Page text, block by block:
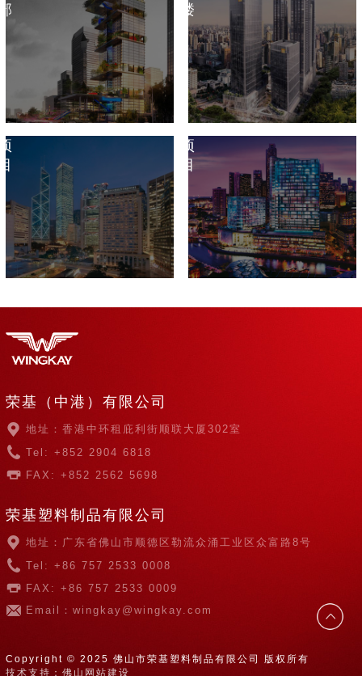
楼
境
外
项
目
荣基（中港）有限公司
地址：香港中环租庇利街顺联大厦302室
Tel: +852 2904 6818
FAX: +852 2562 5698
荣基塑料制品有限公司
地址：广东省佛山市顺德区勒流众涌工业区众富路8号
Tel: +86 757 2533 0008
FAX: +86 757 2533 0009
Email：wingkay@wingkay.com
Copyright © 2025 佛山市荣基塑料制品有限公司 版权所有
技术支持：佛山网站建设